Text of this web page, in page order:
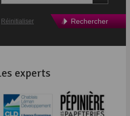
Rechercher
Réinitialiser
experts